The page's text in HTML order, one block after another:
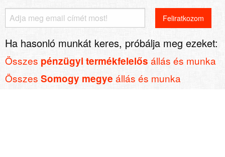
Ha hasonló munkát keres, próbálja meg ezeket:
Összes pénzügyi termékfelelős állás és munka
Összes Somogy megye állás és munka